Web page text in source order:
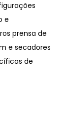
e
prensa de
e secadores
de